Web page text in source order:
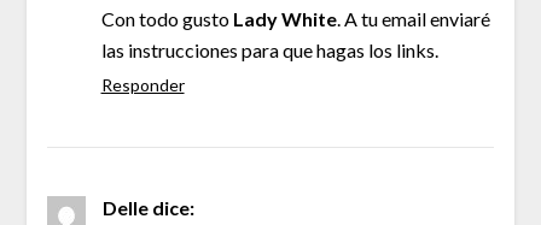
Con todo gusto Lady White. A tu email enviaré
las instrucciones para que hagas los links.
Responder
Delle dice: